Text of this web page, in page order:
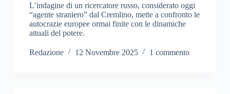
L’indagine di un ricercatore russo, considerato oggi
“agente straniero” dal Cremlino, mette a confronto le
autocrazie europee ormai finite con le dinamiche
attuali del potere.
Redazione 12 Novembre 2025 1 commento